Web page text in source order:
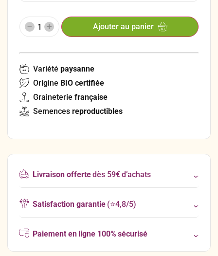
Ajouter au panier
Variété paysanne
Origine BIO certifiée
Graineterie française
Semences reproductibles
Livraison offertedès 59€ d’achats
Satisfaction garantie(⭐4,8/5)
Paiement en ligne 100% sécurisé